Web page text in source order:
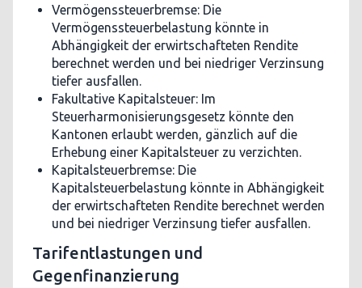
Vermögenssteuerbremse: Die
Vermögenssteuerbelastung könnte in
Abhängigkeit der erwirtschafteten Rendite
berechnet werden und bei niedriger Verzinsung
tiefer ausfallen.
Fakultative Kapitalsteuer: Im
Steuerharmonisierungsgesetz könnte den
Kantonen erlaubt werden, gänzlich auf die
Erhebung einer Kapitalsteuer zu verzichten.
Kapitalsteuerbremse: Die
Kapitalsteuerbelastung könnte in Abhängigkeit
der erwirtschafteten Rendite berechnet werden
und bei niedriger Verzinsung tiefer ausfallen.
Tarifentlastungen und
Gegenfinanzierung